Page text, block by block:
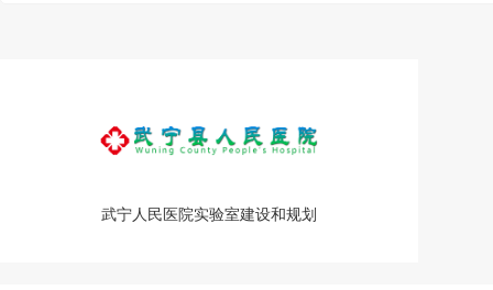
武宁人民医院实验室建设和规划